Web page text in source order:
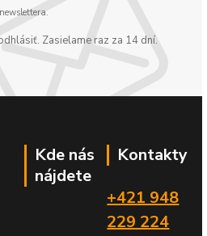
newslettera.
Zasielame raz za 14 dní.
Kde nás
nájdete
Kontakty
+421 948
229 224